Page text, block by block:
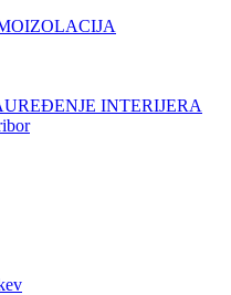
UREĐENJE INTERIJERA